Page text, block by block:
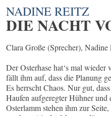
NADINE REITZ
DIE NACHT
Clara Große (Sprecher),
Der Osterhase hat‘s mal wieder
fällt ihm auf, dass die Planung
Es herrscht Chaos. Nur gut,
Haufen aufgeregter Hühner und
Osterlamm stehen ihm zur